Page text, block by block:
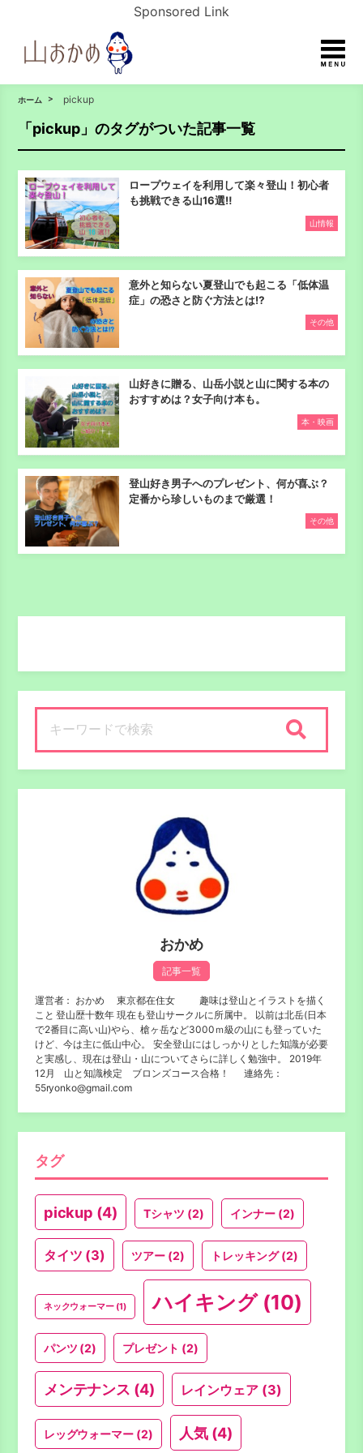
Sponsored Link
ホーム pickup
「pickup」のタグがついた記事一覧
ロープウェイを利用して楽々登山！初心者
も挑戦できる山16選‼
山情報
意外と知らない夏登山でも起こる「低体温
症」の恐さと防ぐ方法とは⁉
その他
山好きに贈る、山岳小説と山に関する本の
おすすめは？女子向け本も。
本・映画
登山好き男子へのプレゼント、何が喜ぶ？
定番から珍しいものまで厳選！
その他
検索
おかめ
記事一覧
運営者： おかめ 東京都在住女 趣味は登山とイラストを描く
こと 登山歴十数年 現在も登山サークルに所属中。 以前は北岳(日本
で2番目に高い山)やら、槍ヶ岳など3000ｍ級の山にも登っていた
けど、今は主に低山中心。 安全登山にはしっかりとした知識が必要
と実感し、現在は登山・山についてさらに詳しく勉強中。 2019年
12月 山と知識検定 ブロンズコース合格！ 連絡先：
55ryonko@gmail.com
タグ
pickup (4) Tシャツ (2) インナー (2)
タイツ (3) ツアー (2) トレッキング(2)
ネックウォーマー (1) ハイキング(10)
パンツ (2) プレゼント (2)
メンテナンス (4) レインウェア (3)
レッグウォーマー (2) 人気 (4)